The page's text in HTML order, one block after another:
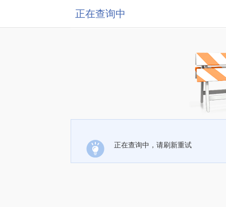
正在查询中
正在查询中，请刷新重试